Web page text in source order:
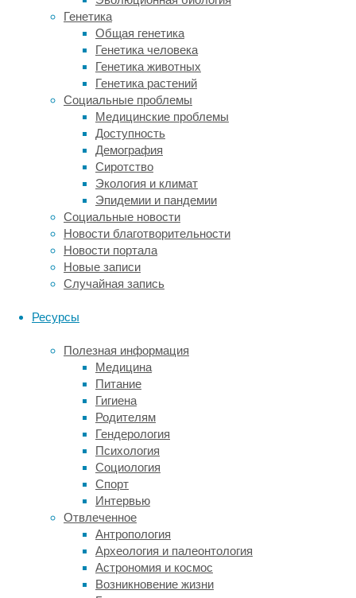
Генетика
Общая генетика
Генетика человека
Генетика животных
Генетика растений
Социальные проблемы
Медицинские проблемы
Доступность
Демография
Сиротство
Экология и климат
Эпидемии и пандемии
Социальные новости
Новости благотворительности
Новости портала
Новые записи
Случайная запись
Ресурсы
Полезная информация
Медицина
Питание
Гигиена
Родителям
Гендерология
Психология
Социология
Спорт
Интервью
Отвлеченное
Антропология
Археология и палеонтология
Астрономия и космос
Возникновение жизни
микробов-
автотрофов,
которые
метан
сероводород
(вещества
вулканического
происхождения,
поступающие
благодаря
холодным
просачиваниям),
жизни.
Стабильность
жизни
симбиозе
бактериями
низкая
температура
морских
глубин
являются
надежными